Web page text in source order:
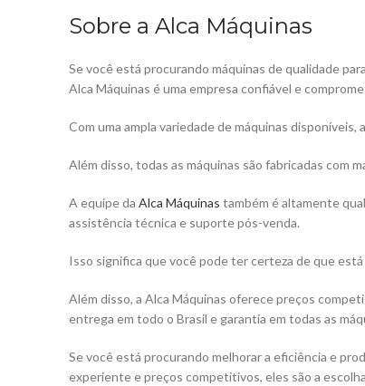
Sobre a Alca Máquinas
Se você está procurando máquinas de qualidade
Alca Máquinas é uma empresa confiável e
Com uma ampla variedade de máquinas
Além disso, todas as máquinas são fabricadas com
A equipe da Alca Máquinas também é altamente
assistência técnica e suporte pós-venda.
Isso significa que você pode ter certeza de que
Além disso, a Alca Máquinas oferece preços
entrega em todo o Brasil e garantia em todas as
Se você está procurando melhorar a eficiência e
experiente e preços competitivos, eles são a